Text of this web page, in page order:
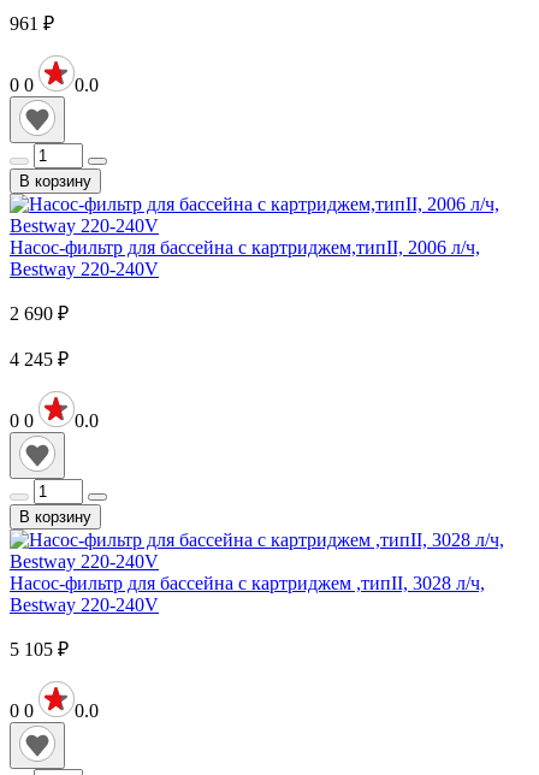
961 ₽
0 0 0.0
В корзину
Насос-фильтр для бассейна с картриджем,типII, 2006 л/ч,
Bestway 220-240V
2 690 ₽
4 245 ₽
0 0 0.0
В корзину
Насос-фильтр для бассейна с картриджем ,типII, 3028 л/ч,
Bestway 220-240V
5 105 ₽
0 0 0.0